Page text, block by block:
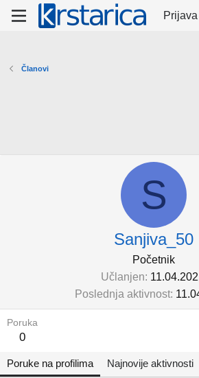
Prijava
Članovi
S
Sanjiva_50
Početnik
Učlanjen
Poslednja aktivnost
Poruka
0
Poruke na profilima Najnovije aktivnosti